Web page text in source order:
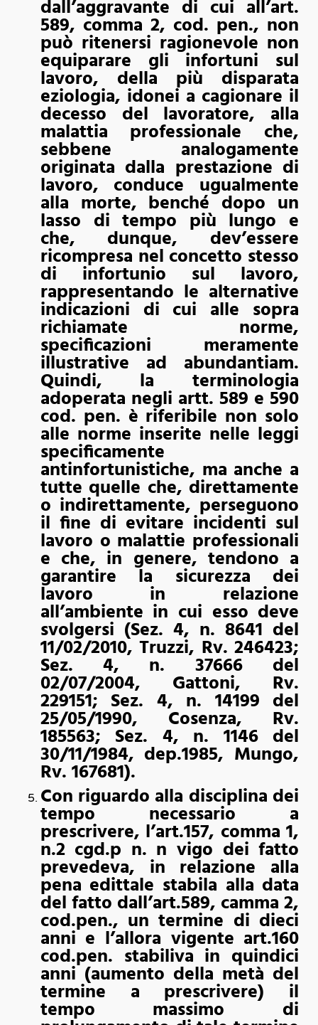
dall’aggravante di cui all’art.
589, comma 2, cod. pen., non
può ritenersi ragionevole non
equiparare gli infortuni sul
lavoro, della più disparata
eziologia, idonei a cagionare il
decesso del lavoratore, alla
malattia professionale che,
sebbene analogamente
originata dalla prestazione di
lavoro, conduce ugualmente
alla morte, benché dopo un
lasso di tempo più lungo e
che, dunque, dev’essere
ricompresa nel concetto stesso
di infortunio sul lavoro,
rappresentando le alternative
indicazioni di cui alle sopra
richiamate norme,
specificazioni meramente
illustrative ad abundantiam.
Quindi, la terminologia
adoperata negli artt. 589 e 590
cod. pen. è riferibile non solo
alle norme inserite nelle leggi
specificamente
antinfortunistiche, ma anche a
tutte quelle che, direttamente
o indirettamente, perseguono
il fine di evitare incidenti sul
lavoro o malattie professionali
e che, in genere, tendono a
garantire la sicurezza dei
lavoro in relazione
all’ambiente in cui esso deve
svolgersi (Sez. 4, n. 8641 del
11/02/2010, Truzzi, Rv. 246423;
Sez. 4, n. 37666 del
02/07/2004, Gattoni, Rv.
229151; Sez. 4, n. 14199 del
25/05/1990, Cosenza, Rv.
185563; Sez. 4, n. 1146 del
30/11/1984, dep.1985, Mungo,
Rv. 167681).
Con riguardo alla disciplina dei
tempo necessario a
prescrivere, l’art.157, comma 1,
n.2 cgd.p n. n vigo dei fatto
prevedeva, in relazione alla
pena edittale stabila alla data
del fatto dall’art.589, camma 2,
cod.pen., un termine di dieci
anni e l’allora vigente art.160
cod.pen. stabiliva in quindici
anni (aumento della metà del
termine a prescrivere) il
tempo massimo di